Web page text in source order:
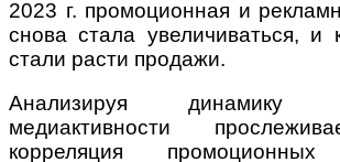
2023 г. промоционная и
снова стала увеличиваться, и
стали расти продажи.
Анализируя
медиактивности
корреляция